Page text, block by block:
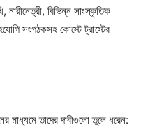
নারীনেত্রী, বিভিন্ন সাংস্কৃতিক
সংগঠকসহ কোস্টে ট্রাস্টের
মাধ্যমে তাদের দাবীগুলো তুলে ধরেন: